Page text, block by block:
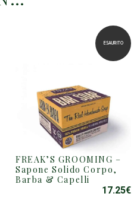
ESAURITO
FREAK’S GROOMING –
Sapone Solido Corpo,
Barba & Capelli
17.25€